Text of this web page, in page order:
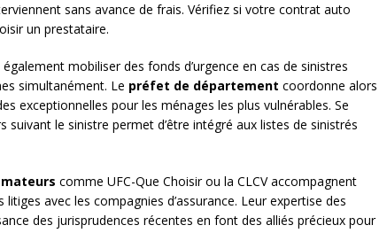
sans avance de frais. Vérifiez si votre contrat auto
un prestataire.
mobiliser des fonds d’urgence en cas de sinistres
simultanément. Le préfet de département coordonne alors
exceptionnelles pour les ménages les plus vulnérables. Se
suivant le sinistre permet d’être intégré aux listes de sinistrés
comme UFC-Que Choisir ou la CLCV accompagnent
avec les compagnies d’assurance. Leur expertise des
des jurisprudences récentes en font des alliés précieux pour